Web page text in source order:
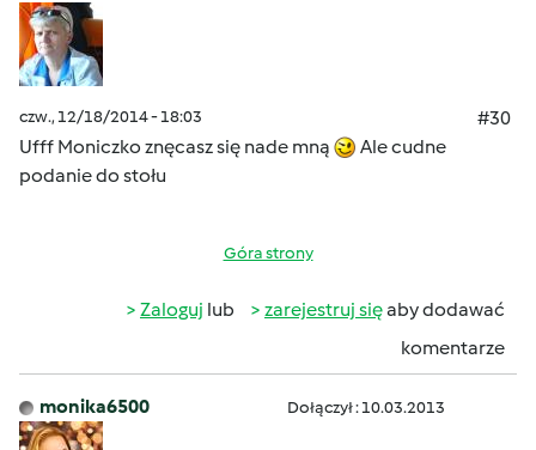
czw., 12/18/2014 - 18:03
#30
Ufff Moniczko znęcasz się nade mną
Ale cudne
podanie do stołu
Góra strony
Zaloguj lub zarejestruj sięaby dodawać
komentarze
monika6500 Dołączył : 10.03.2013